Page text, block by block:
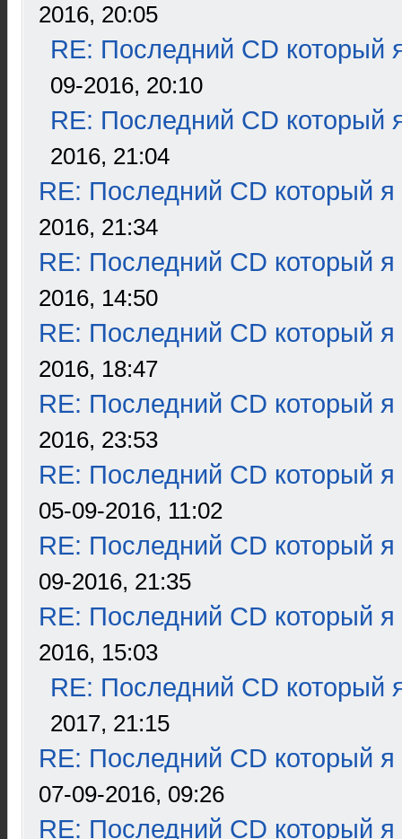
2016, 20:05
RE: Последний CD который
09-2016, 20:10
RE: Последний CD который
2016, 21:04
RE: Последний CD который я
2016, 21:34
RE: Последний CD который я
2016, 14:50
RE: Последний CD который я
2016, 18:47
RE: Последний CD который я
2016, 23:53
RE: Последний CD который я
05-09-2016, 11:02
RE: Последний CD который я
09-2016, 21:35
RE: Последний CD который я
2016, 15:03
RE: Последний CD который
2017, 21:15
RE: Последний CD который я
07-09-2016, 09:26
RE: Последний CD который я